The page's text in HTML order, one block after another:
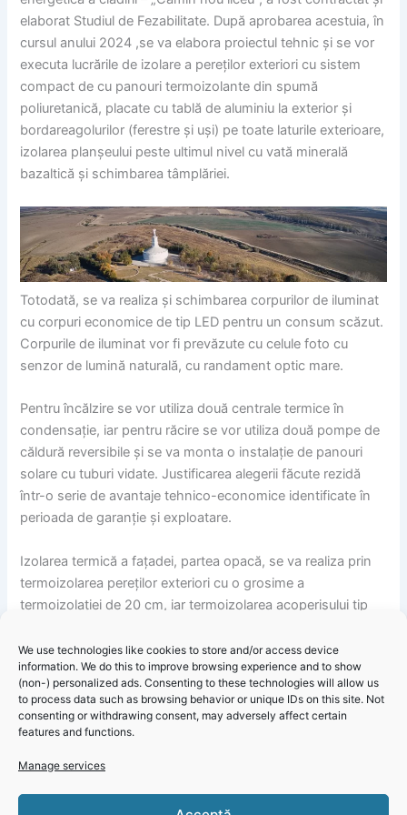
We use technologies like cookies to store and/or access device
information. We do this to improve browsing experience and to show
(non-) personalized ads. Consenting to these technologies will allow us
to process data such as browsing behavior or unique IDs on this site. Not
consenting or withdrawing consent, may adversely affect certain
features and functions.
Manage services
elaborat Studiul de Fezabilitate. După aprobarea acestuia, în
cursul anului 2024 ,se va elabora proiectul tehnic și se vor
executa lucrările de izolare a pereților exteriori cu sistem
compact de cu panouri termoizolante din spumă
poliuretanică, placate cu tablă de aluminiu la exterior și
bordareagolurilor (ferestre și uși) pe toate laturile exterioare,
izolarea planșeului peste ultimul nivel cu vată minerală
bazaltică și schimbarea tâmplăriei.
Totodată, se va realiza și schimbarea corpurilor de iluminat
cu corpuri economice de tip LED pentru un consum scăzut.
Corpurile de iluminat vor fi prevăzute cu celule foto cu
senzor de lumină naturală, cu randament optic mare.
Pentru încălzire se vor utiliza două centrale termice în
condensație, iar pentru răcire se vor utiliza două pompe de
căldură reversibile și se va monta o instalație de panouri
solare cu tuburi vidate. Justificarea alegerii făcute rezidă
într-o serie de avantaje tehnico-economice identificate în
perioada de garanție și exploatare.
Izolarea termică a fațadei, partea opacă, se va realiza prin
termoizolarea pereților exteriori cu o grosime a
termoizolației de 20 cm, iar termoizolarea acoperișului tip
izolarea termică a planșeului peste subsol realizându-se cu
sisteme termoizolante cu o grosime a termoizolației de 10
cm.
Primăria Năvodari – Informare proiect Reabilitarea moderată
a clădirilor publice pentru a îmbunătăți serviciile publice